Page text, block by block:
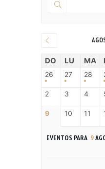
DO LU MA
26 27 28
2 3 4
9 10 11
EVENTOS PARA 9